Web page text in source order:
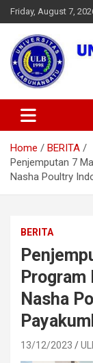
Skip
to
content
Friday, August 7,
Home
BERITA
Penjemputan 7
Nasha Poultry
BERITA
Program
Nasha
13/12/2023